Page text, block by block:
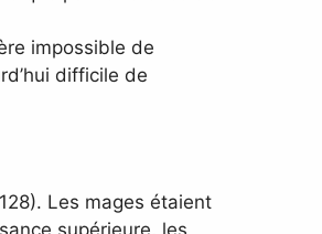
impossible de
difficile de
Les mages étaient